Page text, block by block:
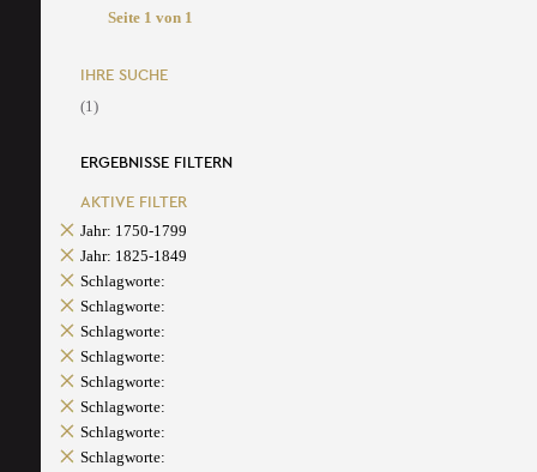
Seite 1 von 1
IHRE SUCHE
(1)
ERGEBNISSE FILTERN
AKTIVE FILTER
Jahr: 1750-1799
Jahr: 1825-1849
Schlagworte:
Schlagworte:
Schlagworte:
Schlagworte:
Schlagworte:
Schlagworte:
Schlagworte:
Schlagworte: